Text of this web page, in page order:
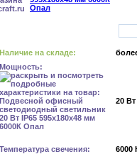
Наличие на складе:
Мощность:
20 Вт
Температура свечения: 6000